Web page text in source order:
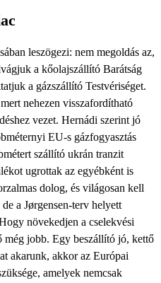
leszögezi: nem megoldás az,
a kőolajszállító Barátság
a gázszállító Testvériséget.
nehezen visszafordítható
vezet. Hernádi szerint jó
EU-s gázfogyasztás
szállító ukrán tranzit
ugrottak az egyébként is
dolog, és világosan kell
a Jørgensen-terv helyett
növekedjen a cselekvési
még jobb. Egy beszállító jó, kettő
akarunk, akkor az Európai
amelyek nemcsak